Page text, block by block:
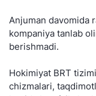
Anjuman davomida
kompaniya tanlab
berishmadi.
Hokimiyat BRT
chizmalari,